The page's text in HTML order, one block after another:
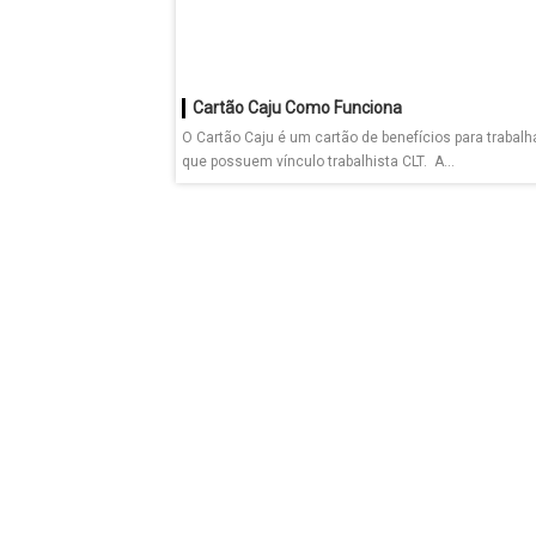
Cartão Caju Como Funciona
O Cartão Caju é um cartão de benefícios para
que possuem vínculo trabalhista CLT. A...